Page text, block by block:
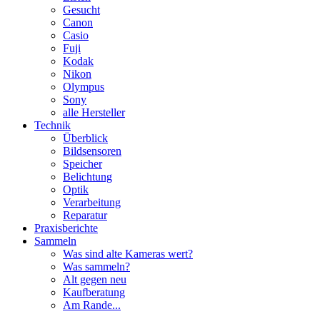
Gesucht
Canon
Casio
Fuji
Kodak
Nikon
Olympus
Sony
alle Hersteller
Technik
Überblick
Bildsensoren
Speicher
Belichtung
Optik
Verarbeitung
Reparatur
Praxisberichte
Sammeln
Was sind alte Kameras wert?
Was sammeln?
Alt gegen neu
Kaufberatung
Am Rande...